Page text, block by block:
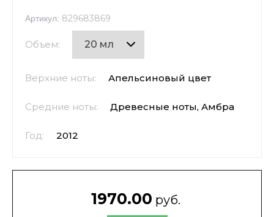
Артикул: 829683869
Объем:
Верхние ноты: Апельсиновый цвет
Средние ноты: Древесные ноты, Амбра
Год: 2012
1970.00 руб.